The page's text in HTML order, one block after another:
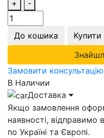
+
-
До кошика
Купити
Замовити
В Наличии
Доставка
Якщо замовлення
наявності,
по Україні та Європі.